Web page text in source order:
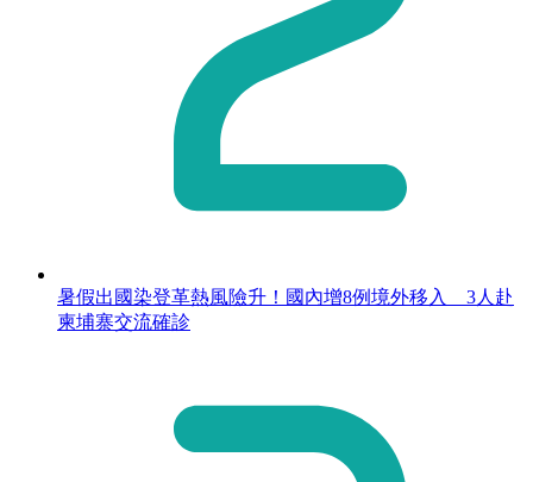
暑假出國染登革熱風險升！國內增8例境外移入 3人赴
柬埔寨交流確診